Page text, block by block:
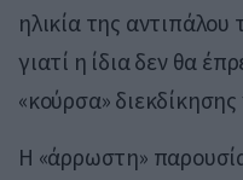
ηλικία της αντιπάλου
γιατί η ίδια δεν θα
«κούρσα»
Η «άρρωστη»